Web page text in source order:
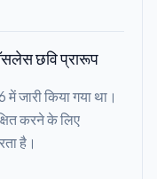
छवि प्रारूप
जारी किया गया था।
करने के लिए
है।